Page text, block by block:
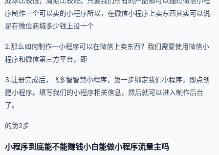
序制作一个可以卖的小程序所以，在微信小程序上卖东西其实可以说
是在微信商城多少钱上设一个
2.那么如何制作一小程序可以在微信上卖东西？我们需要使用微信小
程序和微信第三方平台，即
3.注册完成后，飞多智智慧小程序，第一步绑定我们小程序，即点创
建小程序。填写我们的小程序相关信息，然后就可以进入制作后台
了。
的第2步
小程序到底能不能赚钱小白能做小程序流量主吗